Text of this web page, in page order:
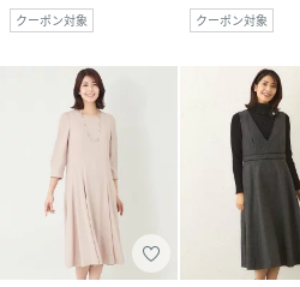
クーポン対象
クーポン対象